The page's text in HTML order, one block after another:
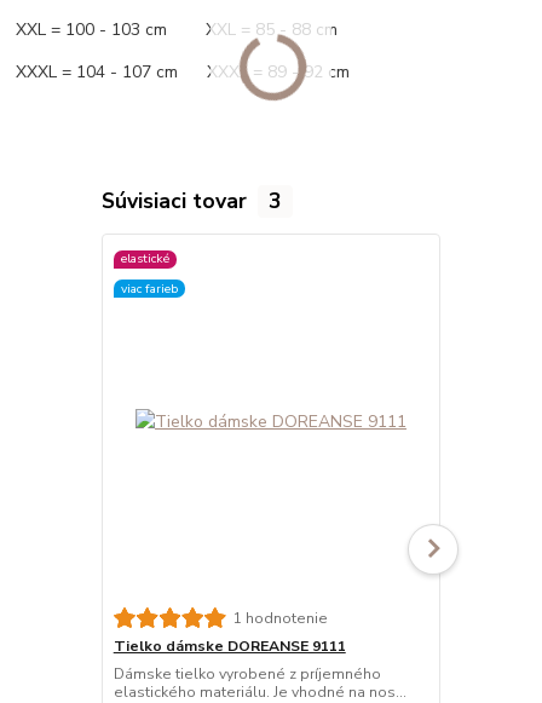
XXL = 100 - 103 cm XXL = 85 - 88 cm
XXXL = 104 - 107 cm XXXL = 89 - 92 cm
Súvisiaci tovar 3
elastické
viac farieb
1 hodnotenie
Tielko dámske DOREANSE 9111
Dámske tielko vyrobené z príjemného
elastického materiálu. Je vhodné na nos...